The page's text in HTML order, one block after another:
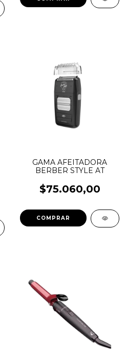
GAMA AFEITADORA
BERBER STYLE AT
$75.060,00